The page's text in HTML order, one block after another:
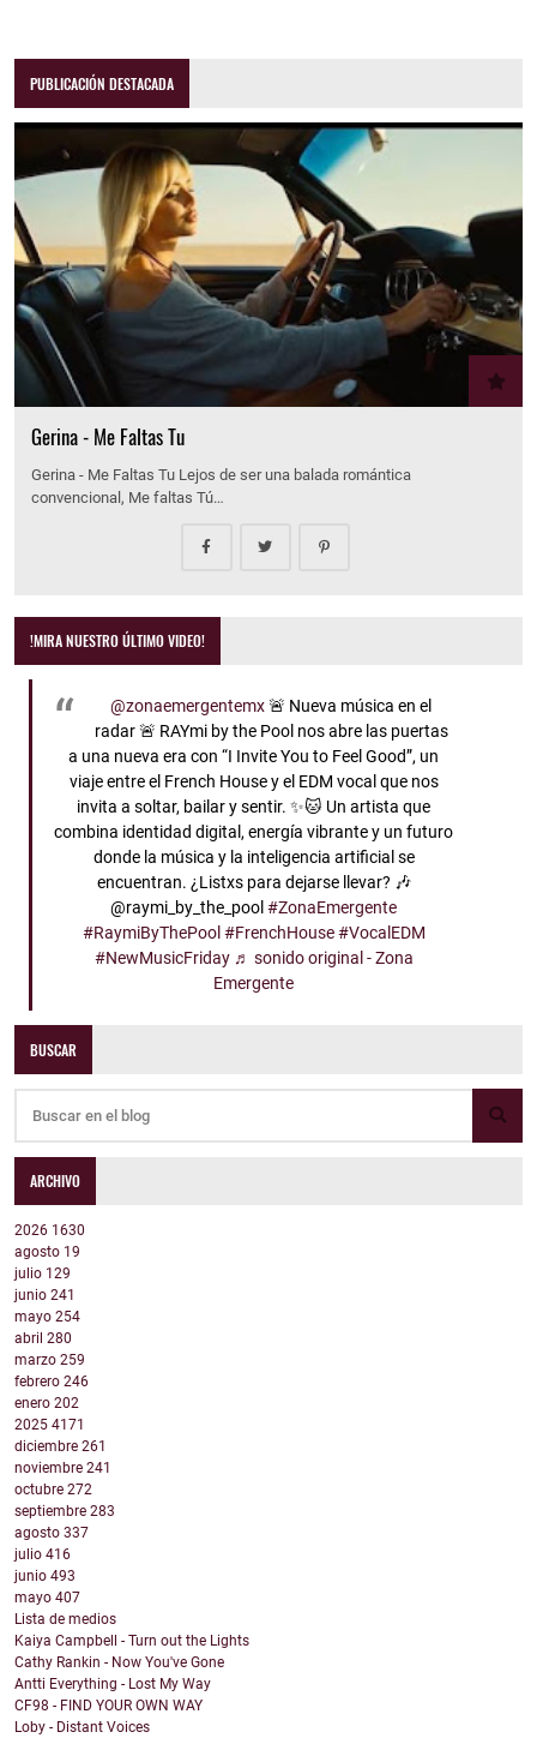
PUBLICACIÓN DESTACADA
Gerina - Me Faltas Tu
Gerina - Me Faltas Tu Lejos de ser una balada romántica
convencional, Me faltas Tú…
!MIRA NUESTRO ÚLTIMO VIDEO!
@zonaemergentemx🚨 Nueva música en el
radar 🚨 RAYmi by the Pool nos abre las puertas
a una nueva era con “I Invite You to Feel Good”, un
viaje entre el French House y el EDM vocal que nos
invita a soltar, bailar y sentir. ✨🐱 Un artista que
combina identidad digital, energía vibrante y un futuro
donde la música y la inteligencia artificial se
encuentran. ¿Listxs para dejarse llevar? 🎶
@raymi_by_the_pool#ZonaEmergente
#RaymiByThePool #FrenchHouse #VocalEDM
#NewMusicFriday ♬ sonido original - Zona
Emergente
BUSCAR
ARCHIVO
2026 1630
agosto 19
julio 129
junio 241
mayo 254
abril 280
marzo 259
febrero 246
enero 202
2025 4171
diciembre 261
noviembre 241
octubre 272
septiembre 283
agosto 337
julio 416
junio 493
mayo 407
Lista de medios
Kaiya Campbell - Turn out the Lights
Cathy Rankin - Now You've Gone
Antti Everything - Lost My Way
CF98 - FIND YOUR OWN WAY
Loby - Distant Voices